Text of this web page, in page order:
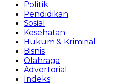
Politik
Pendidikan
Sosial
Kesehatan
Hukum & Kriminal
Bisnis
Olahraga
Advertorial
Indeks